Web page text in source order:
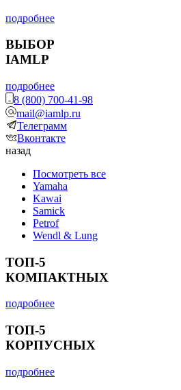
подробнее
ВЫБОР
IAMLP
подробнее
8 (800) 700-41-98
mail@iamlp.ru
Телеграмм
Вконтакте
назад
Посмотреть все
Yamaha
Kawai
Samick
Petrof
Wendl & Lung
ТОП-5
КОМПАКТНЫХ
подробнее
ТОП-5
КОРПУСНЫХ
подробнее